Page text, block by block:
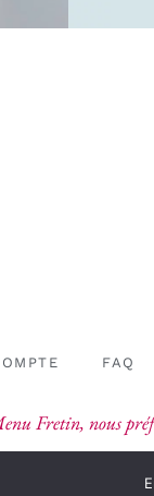
FAQ
Fretin, nous